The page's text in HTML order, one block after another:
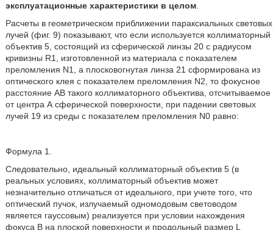
эксплуатационные характеристики в целом.
Расчеты в геометрическом приближении параксиальных световых
лучей (фиг. 9) показывают, что если используется коллиматорный
объектив 5, состоящий из сферической линзы 20 с радиусом
кривизны R1, изготовленной из материала с показателем
преломления N1, а плосковогнутая линза 21 сформирована из
оптического клея с показателем преломления N2, то фокусное
расстояние АВ такого коллиматорного объектива, отсчитываемое
от центра А сферической поверхности, при падении световых
лучей 19 из среды с показателем преломления N0 равно:
Формула 1.
Следовательно, идеальный коллиматорный объектив 5 (в
реальных условиях, коллиматорный объектив может
незначительно отличаться от идеального, при учете того, что
оптический пучок, излучаемый одномодовым световодом
является гауссовым) реализуется при условии нахождения
фокуса В на плоской поверхности и продольный размер L